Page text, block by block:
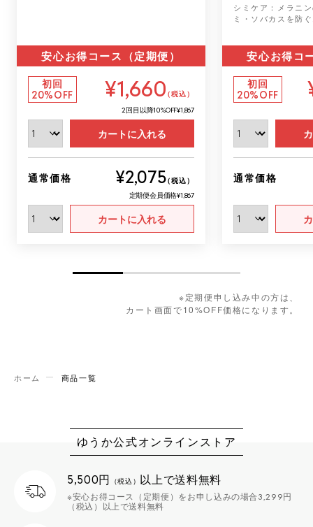
安心お得コース（定期便）
初回
20%OFF
¥1,660（税込）
2回目以降10%OFF¥1,867
カートに入れる
通常価格 ¥2,075（税込）
定期便会員価格¥1,867
カートに入れる
シミケア：メラニ
ミ・ソバカスを防
安心お得コ
初回
20%OFF
通常価格
※定期便申し込み中の方は、
カート画面で10%OFF価格になります。
ホーム 商品一覧
ゆうか公式オンラインストア
5,500円 （税込） 以上で送料無料
※安心お得コース（定期便）をお申し込みの場合3,299円
（税込）以上で送料無料